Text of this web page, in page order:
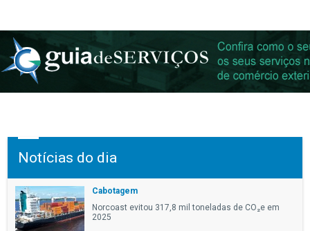
Notícias do dia
Cabotagem
Norcoast evitou 317,8 mil toneladas de CO₂e em
2025